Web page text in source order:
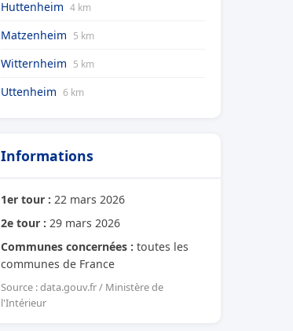
Huttenheim 4 km
Matzenheim 5 km
Witternheim 5 km
Uttenheim 6 km
Informations
1er tour : 22 mars 2026
2e tour : 29 mars 2026
Communes concernées : toutes les
communes de France
Source : data.gouv.fr / Ministère de
l'Intérieur